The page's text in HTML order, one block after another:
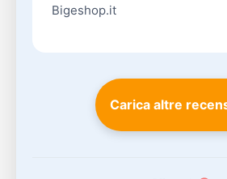
Bigeshop.it
Carica altre